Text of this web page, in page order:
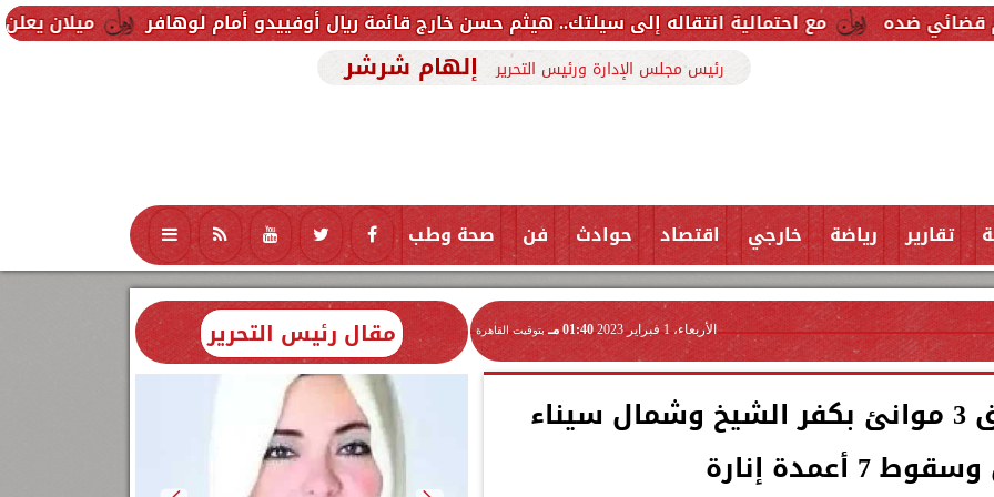
ميلان يعلن فسخ عقد مع احتمالية انتقاله إلى سيلتك.. هيثم حسن خارج قائمة ريال أوفييدو أمام لوهافر
رئيس مجلس الإدارة ورئيس التحرير إلهام شرشر
تقارير رياضة خارجي اقتصاد حوادث فن صحة وطب تكنولوجيا منوعات محافظات
الأربعاء، 1 فبراير 2023 01:40 مـ بتوقيت القاهرة
وزير التنمية المحلية: غلق 3 موانئ بكفر الشيخ وشمال سيناء
أعمدة إنارة
مقال رئيس التحرير